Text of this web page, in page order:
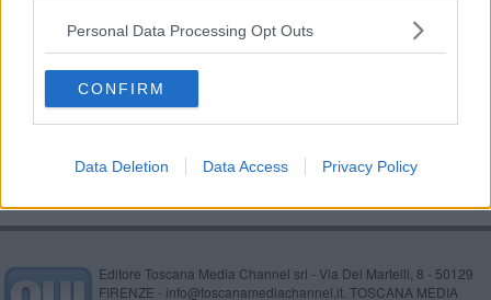
Personal Data Processing Opt Outs
CONFIRM
Data Deletion Data Access Privacy Policy
​Il futuro dell’edilizia residenziale pubblica
Al via la terza edizione di "Diffusioni"
Editore Toscana Media Channel srl - Via Dei Martelli, 8 - 50129
FIRENZE - info@toscanamediachannel.it. TOSCANA MEDIA